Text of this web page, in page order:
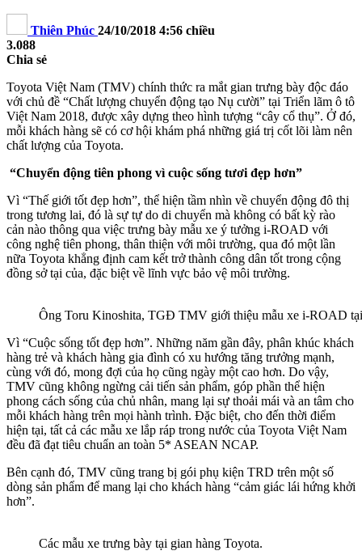
Thiên Phúc 24/10/2018 4:56 chiều
3.088
Chia sẻ
Toyota Việt Nam (TMV) chính thức ra mắt gian trưng bày độc đáo
với chủ đề “Chất lượng chuyển động tạo Nụ cười” tại Triển lãm ô tô
Việt Nam 2018, được xây dựng theo hình tượng “cây cổ thụ”. Ở đó,
mỗi khách hàng sẽ có cơ hội khám phá những giá trị cốt lõi làm nên
chất lượng của Toyota.
“Chuyển động tiên phong vì cuộc sống tươi đẹp hơn”
Vì “Thế giới tốt đẹp hơn”, thể hiện tầm nhìn về chuyển động đô thị
trong tương lai, đó là sự tự do di chuyển mà không có bất kỳ rào
cản nào thông qua việc trưng bày mẫu xe ý tưởng i-ROAD với
công nghệ tiên phong, thân thiện với môi trường, qua đó một lần
nữa Toyota khẳng định cam kết trở thành công dân tốt trong cộng
đồng sở tại của, đặc biệt về lĩnh vực bảo vệ môi trường.
Ông Toru Kinoshita, TGĐ TMV giới thiệu mẫu xe i-ROAD tại
Vì “Cuộc sống tốt đẹp hơn”. Những năm gần đây, phân khúc khách
hàng trẻ và khách hàng gia đình có xu hướng tăng trưởng mạnh,
cùng với đó, mong đợi của họ cũng ngày một cao hơn. Do vậy,
TMV cũng không ngừng cải tiến sản phẩm, góp phần thể hiện
phong cách sống của chủ nhân, mang lại sự thoải mái và an tâm cho
mỗi khách hàng trên mọi hành trình. Đặc biệt, cho đến thời điểm
hiện tại, tất cả các mẫu xe lắp ráp trong nước của Toyota Việt Nam
đều đã đạt tiêu chuẩn an toàn 5* ASEAN NCAP.
Bên cạnh đó, TMV cũng trang bị gói phụ kiện TRD trên một số
dòng sản phẩm để mang lại cho khách hàng “cảm giác lái hứng khởi
hơn”.
Các mẫu xe trưng bày tại gian hàng Toyota.